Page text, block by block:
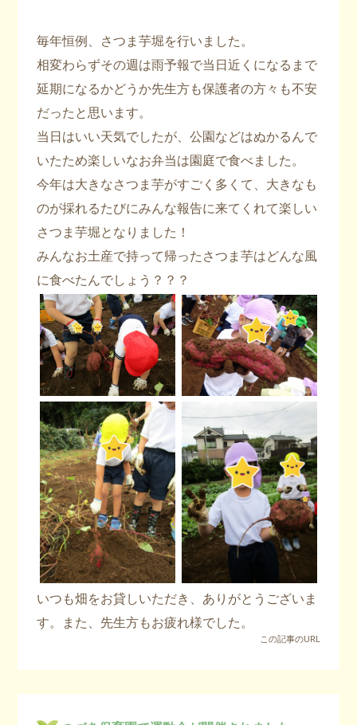
毎年恒例、さつま芋堀を行いました。
相変わらずその週は雨予報で当日近くになるまで
延期になるかどうか先生方も保護者の方々も不安
だったと思います。
当日はいい天気でしたが、公園などはぬかるんで
いたため楽しいなお弁当は園庭で食べました。
今年は大きなさつま芋がすごく多くて、大きなも
のが採れるたびにみんな報告に来てくれて楽しい
さつま芋堀となりました！
みんなお土産で持って帰ったさつま芋はどんな風
に食べたんでしょう？？？
いつも畑をお貸しいただき、ありがとうございま
す。また、先生方もお疲れ様でした。
この記事のURL